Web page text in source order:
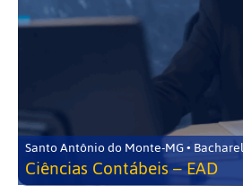
Santo Antônio do Monte-MG •
Ciências Contábeis – EAD